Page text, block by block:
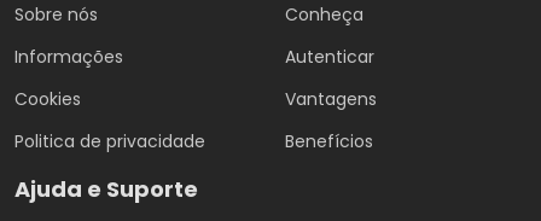
Sobre nós
Informações
Cookies
Politica de privacidade
Conheça
Autenticar
Vantagens
Benefícios
Ajuda e Suporte